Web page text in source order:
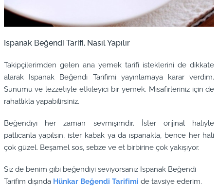
Ispanak Beğendi Tarifi, Nasıl Yapılır
Takipçilerimden gelen ana yemek tarifi isteklerini de dikkate
alarak Ispanak Beğendi Tarifimi yayınlamaya karar verdim.
Sunumu ve lezzetiyle etkileyici bir yemek. Misafirleriniz için de
rahatlıkla yapabilirsiniz.
Beğendiyi her zaman sevmişimdir. İster orijinal haliyle
patlıcanla yapılsın, ister kabak ya da ıspanakla, bence her hali
çok güzel. Beşamel sos, sebze ve et birbirine çok yakışıyor.
Siz de benim gibi beğendiyi seviyorsanız Ispanak Beğendi
Tarifim dışında Hünkar Beğendi Tarifimi de tavsiye ederim.